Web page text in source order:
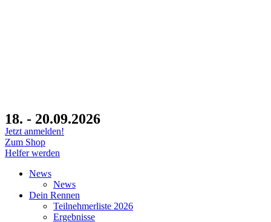
18. - 20.09.2026
Jetzt anmelden!
Zum Shop
Helfer werden
News
News
Dein Rennen
Teilnehmerliste 2026
Ergebnisse